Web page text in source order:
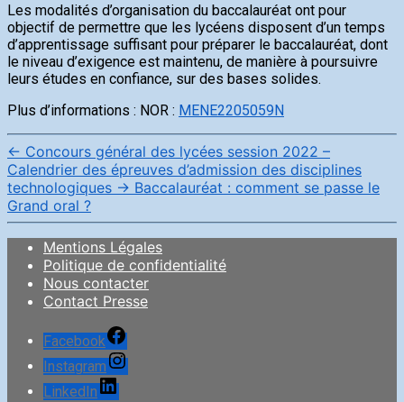
Les modalités d’organisation du baccalauréat ont pour
objectif de permettre que les lycéens disposent d’un temps
d’apprentissage suffisant pour préparer le baccalauréat, dont
le niveau d’exigence est maintenu, de manière à poursuivre
leurs études en confiance, sur des bases solides.
Plus d’informations : NOR : MENE2205059N
← Concours général des lycées session 2022 –
Calendrier des épreuves d’admission des disciplines
technologiques → Baccalauréat : comment se passe le
Grand oral ?
Mentions Légales
Politique de confidentialité
Nous contacter
Contact Presse
Facebook
Instagram
LinkedIn